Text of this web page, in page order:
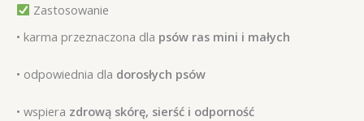
Zastosowanie
• karma przeznaczona dla psów ras mini i małych
• odpowiednia dla dorosłych psów
• wspiera zdrową skórę, sierść i odporność